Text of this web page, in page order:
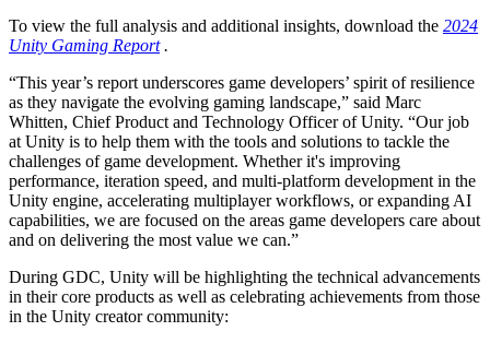
To view the full analysis and additional insights, download the 2024
Unity Gaming Report .
“This year’s report underscores game developers’ spirit of resilience
as they navigate the evolving gaming landscape,” said Marc
Whitten, Chief Product and Technology Officer of Unity. “Our job
at Unity is to help them with the tools and solutions to tackle the
challenges of game development. Whether it's improving
performance, iteration speed, and multi-platform development in the
Unity engine, accelerating multiplayer workflows, or expanding AI
capabilities, we are focused on the areas game developers care about
and on delivering the most value we can.”
During GDC, Unity will be highlighting the technical advancements
in their core products as well as celebrating achievements from those
in the Unity creator community: